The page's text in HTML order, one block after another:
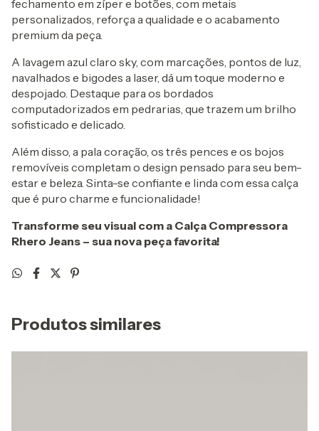
fechamento em zíper e botões, com metais
personalizados, reforça a qualidade e o acabamento
premium da peça.
A lavagem azul claro sky, com marcações, pontos de luz,
navalhados e bigodes a laser, dá um toque moderno e
despojado. Destaque para os bordados
computadorizados em pedrarias, que trazem um brilho
sofisticado e delicado.
Além disso, a pala coração, os três pences e os bojos
removíveis completam o design pensado para seu bem-
estar e beleza. Sinta-se confiante e linda com essa calça
que é puro charme e funcionalidade!
Transforme seu visual com a Calça Compressora
Rhero Jeans – sua nova peça favorita!
Produtos similares